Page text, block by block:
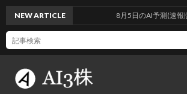
NEW ARTICLE 8月5日のAI予測(速報版)